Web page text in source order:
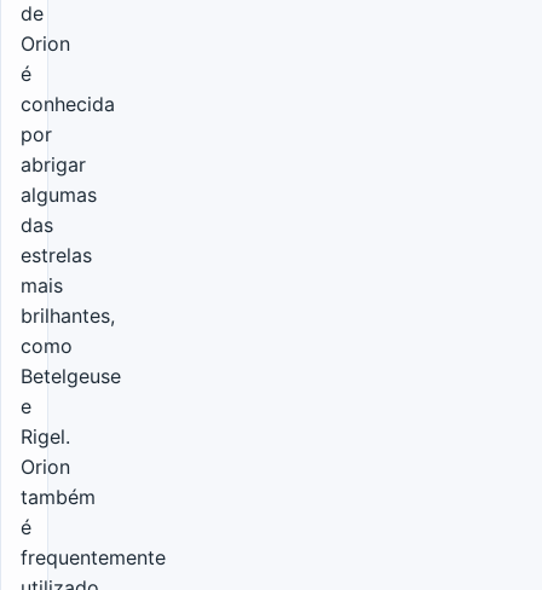
de
Orion
é
conhecida
por
abrigar
algumas
das
estrelas
mais
brilhantes,
como
Betelgeuse
e
Rigel.
Orion
também
é
frequentemente